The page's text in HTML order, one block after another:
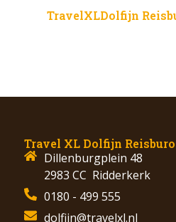
TravelXLDolfijn
Travel XL Dolfijn Reisburo
Dillenburgplein 48
2983 CC Ridderkerk
0180 - 499 555
dolfijn@travelxl.nl